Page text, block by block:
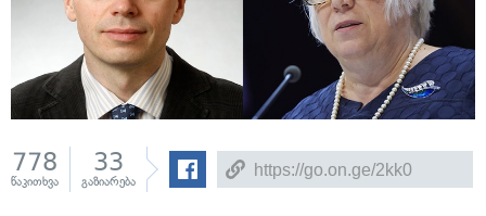
778
წაკითხვა
33
გაზიარება